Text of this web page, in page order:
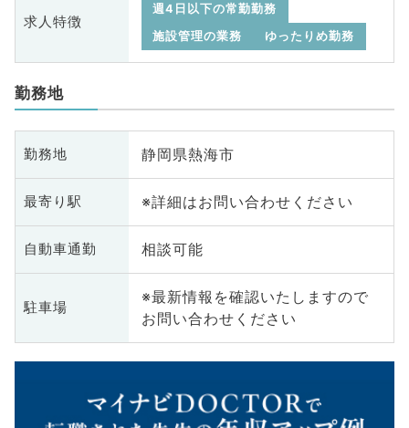
求人特徴
週4日以下の常勤勤務
施設管理の業務
ゆったりめ勤務
勤務地
勤務地 静岡県熱海市
最寄り駅 ※詳細はお問い合わせください
自動車通勤 相談可能
駐車場
※最新情報を確認いたしますので
お問い合わせください